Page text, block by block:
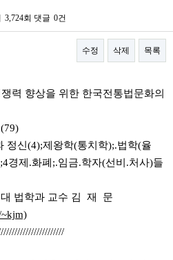
3,724회 댓글 0건
수정 삭제 목록
력 향상을 위한 한국전통법문화의
정신(4);제왕학(통치학);.법학(율
경제.화폐;.임금.학자(선비.처사)들
대 법학과 교수 김 재 문